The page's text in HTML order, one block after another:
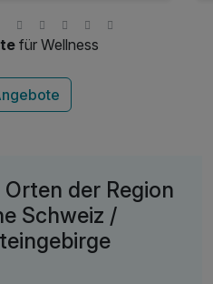
& Whirlpools
für Wellness
der Region
Schweiz /